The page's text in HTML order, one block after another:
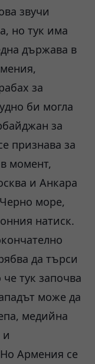
звучи
но тук има
държава в
за
би могла
за
признава за
момент,
и Анкара
море,
натиск.
да търси
тук започва
може да
медийна
и
Армения се